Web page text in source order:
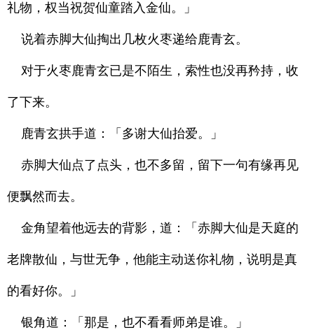
礼物，权当祝贺仙童踏入金仙。」
说着赤脚大仙掏出几枚火枣递给鹿青玄。
对于火枣鹿青玄已是不陌生，索性也没再矜持，收
了下来。
鹿青玄拱手道：「多谢大仙抬爱。」
赤脚大仙点了点头，也不多留，留下一句有缘再见
便飘然而去。
金角望着他远去的背影，道：「赤脚大仙是天庭的
老牌散仙，与世无争，他能主动送你礼物，说明是真
的看好你。」
银角道：「那是，也不看看师弟是谁。」